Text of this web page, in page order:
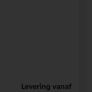
Levering vanaf